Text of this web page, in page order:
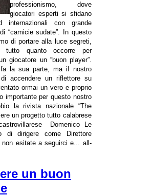
professionismo, dove
giocatori esperti si sfidano
con grande
“camicie sudate”. In questo
di portare alla luce segreti,
tutto quanto occorre per
giocatore un “buon player”.
la sua parte, ma il nostro
accendere un riflettore su
ormai un vero e proprio
importante per questo nostro
la rivista nazionale “The
un progetto tutto calabrese
Domenico Le
dirigere come Direttore
non esitate a seguirci e... all-
un buon